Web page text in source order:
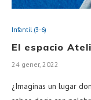
Infantil (3-6)
El espacio
24 gener, 2022
¿Imaginas un lugar